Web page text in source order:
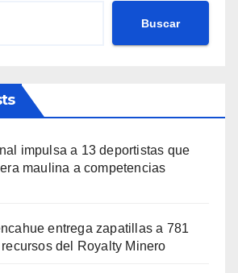
Buscar
impulsa a 13 deportistas que
maulina a competencias
entrega zapatillas a 781
del Royalty Minero